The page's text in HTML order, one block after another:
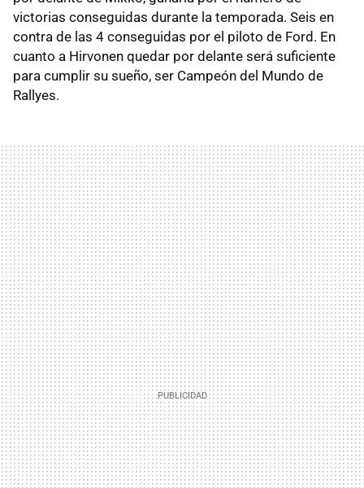
victorias conseguidas durante la temporada. Seis en
contra de las 4 conseguidas por el piloto de Ford. En
cuanto a Hirvonen quedar por delante será suficiente
para cumplir su sueño, ser Campeón del Mundo de
Rallyes.